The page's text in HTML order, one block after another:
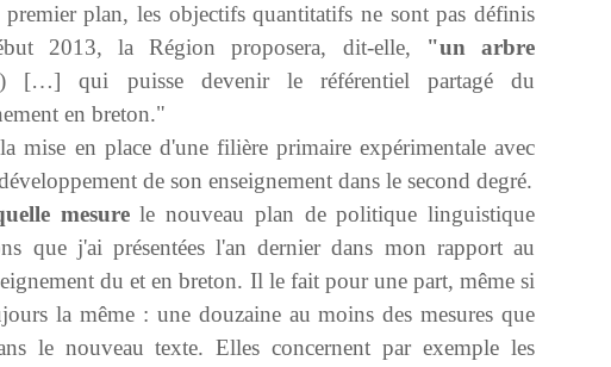
plan, les objectifs quantitatifs ne sont pas définis
2013, la Région proposera, dit-elle,
"un arbre
[…] qui puisse devenir le référentiel partagé du
en breton."
mise en place d'une filière primaire expérimentale avec
de son enseignement dans le second degré.
mesurele nouveau plan de politique linguistique
que j'ai présentées l'an dernier dans mon rapport au
du et en breton. Il le fait pour une part, même si
la même : une douzaine au moins des mesures que
le nouveau texte. Elles concernent par exemple les